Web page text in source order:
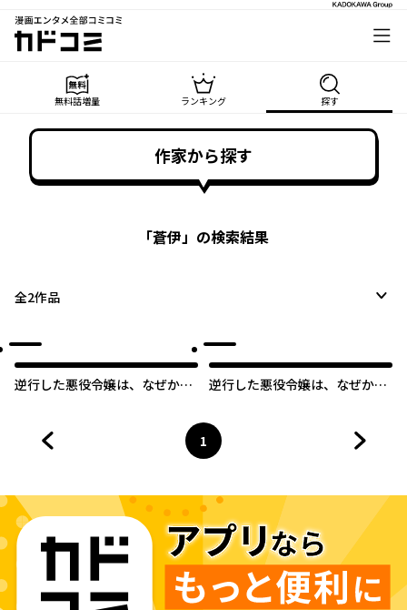
漫画エンタメ全部コミコミ
カドコミ
無料話増量 ランキング 探す
作家から探す
「蒼伊」の検索結果
全2作品
逆行した悪役令嬢は、なぜか魔
逆行した悪役令嬢は、なぜか魔
ります ～聖女アンナの物語～
ページ
1
へ